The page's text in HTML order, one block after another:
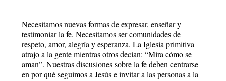
Necesitamos nuevas formas de expresar, enseñar y
testimoniar la fe. Necesitamos ser comunidades de
respeto, amor, alegría y esperanza. La Iglesia primitiva
atrajo a la gente mientras otros decían: “Mira cómo se
aman”. Nuestras discusiones sobre la fe deben centrarse
en por qué seguimos a Jesús e invitar a las personas a la